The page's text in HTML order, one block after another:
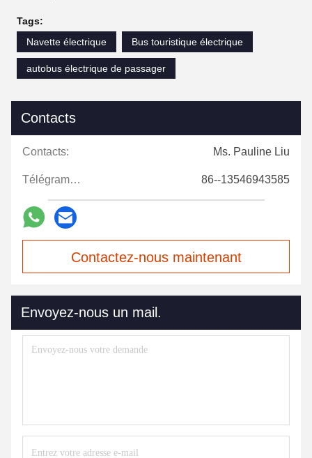
Tags:
Navette électrique
Bus touristique électrique
autobus électrique de passager
Contacts
Contacts: Ms. Pauline Liu
Télégramme: 86--13546943585
Contactez-nous maintenant
Envoyez-nous un mail.